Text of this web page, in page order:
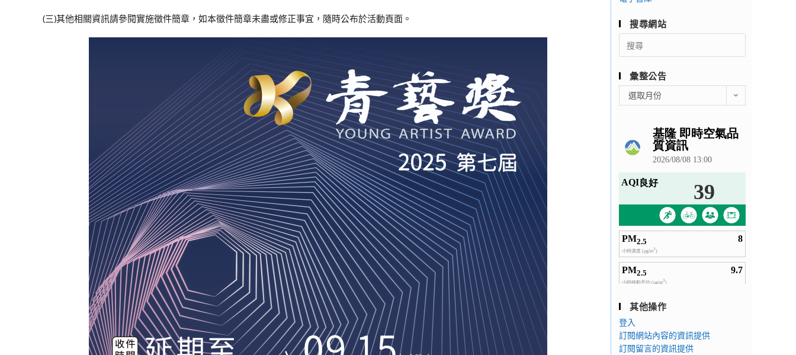
(三)其他相關資訊請參閱實施徵件簡章，如本徵件簡章未盡或修正事宜，隨時公布於活動頁面。 搜尋網站
Search
for:
彙整公告
整
選取月份
其他操作
登入
訂閱網站內容的資訊提供
訂閱留言的資訊提供